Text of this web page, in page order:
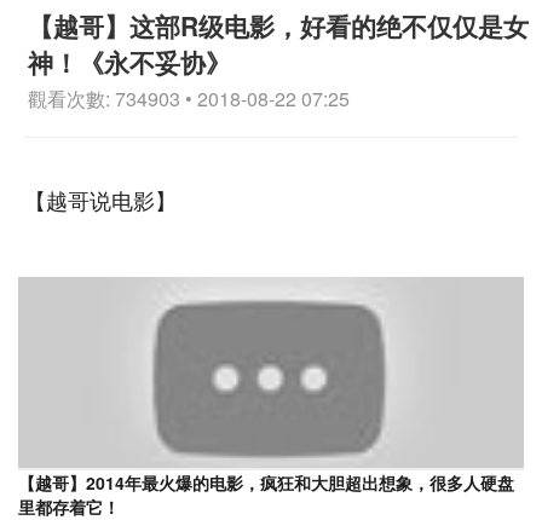
【越哥】这部R级电影，好看的绝不仅仅是女
神！《永不妥协》
觀看次數: 734903 • 2018-08-22 07:25
【越哥说电影】
【越哥】2014年最火爆的电影，疯狂和大胆超出想象，很多人硬盘
里都存着它！